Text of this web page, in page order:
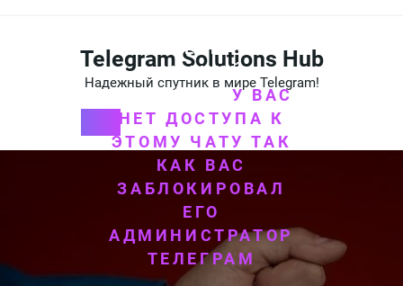
содержимомуTelegram Solutions Hub
Надежный спутник в мире Telegram!
HOME /БАЗА
ЗНАНИЙ
TELEGRAM
У ВАС
НЕТ ДОСТУПА К
ЭТОМУ ЧАТУ ТАК
КАК ВАС
ЗАБЛОКИРОВАЛ
ЕГО
АДМИНИСТРАТОР
ТЕЛЕГРАМ